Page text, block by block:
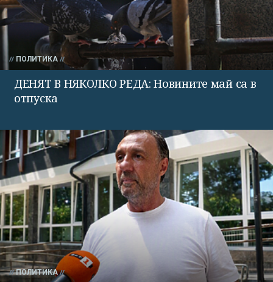
ПОЛИТИКА
ДЕНЯТ В НЯКОЛКО РЕДА: Новините май са в
отпуска
ПОЛИТИКА